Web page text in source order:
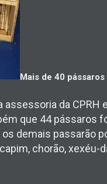
Mais de 40
assessoria da
que 44 pássaros
demais passarão
chorão, xexéu-